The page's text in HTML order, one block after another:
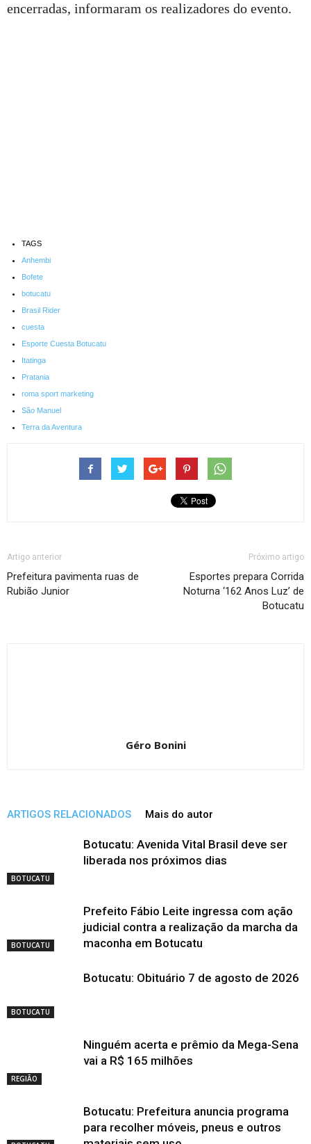
encerradas, informaram os realizadores do evento.
TAGS
Anhembi
Bofete
botucatu
Brasil Rider
cuesta
Esporte Cuesta Botucatu
Itatinga
Pratania
roma sport marketing
São Manuel
Terra da Aventura
Artigo anterior
Prefeitura pavimenta ruas de
Rubião Junior
Próximo artigo
Esportes prepara Corrida
Noturna ‘162 Anos Luz’ de
Botucatu
Géro Bonini
ARTIGOS RELACIONADOS Mais do autor
BOTUCATU
Botucatu: Avenida Vital Brasil deve ser
liberada nos próximos dias
BOTUCATU
Prefeito Fábio Leite ingressa com ação
judicial contra a realização da marcha da
maconha em Botucatu
BOTUCATU
Botucatu: Obituário 7 de agosto de 2026
REGIÃO
Ninguém acerta e prêmio da Mega-Sena
vai a R$ 165 milhões
Botucatu: Prefeitura anuncia programa
para recolher móveis, pneus e outros